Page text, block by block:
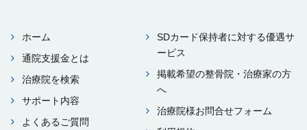
ホーム
通院⽀援⾦とは
治療院を検索
サポート内容
よくあるご質問
SDカード保持者に対する優遇サ
ービス
掲載希望の整⾻院・治療家の⽅
へ
治療院様お問合せフォーム